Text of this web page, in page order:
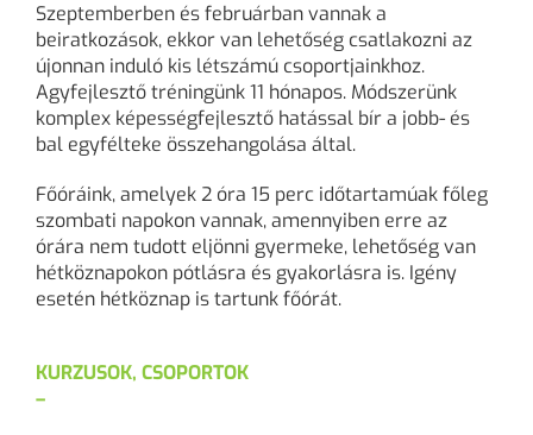
Szeptemberben és februárban vannak a
beiratkozások, ekkor van lehetőség csatlakozni az
újonnan induló kis létszámú csoportjainkhoz.
Agyfejlesztő tréningünk 11 hónapos. Módszerünk
komplex képességfejlesztő hatással bír a jobb- és
bal egyfélteke összehangolása által.
Főóráink, amelyek 2 óra 15 perc időtartamúak főleg
szombati napokon vannak, amennyiben erre az
órára nem tudott eljönni gyermeke, lehetőség van
hétköznapokon pótlásra és gyakorlásra is. Igény
esetén hétköznap is tartunk főórát.
KURZUSOK, CSOPORTOK
–